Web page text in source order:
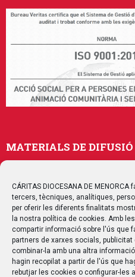
CÁRITAS DIOCESANA DE
tercers, tècniques, analítiques,
per oferir les diferents finalitats
la nostra política de cookies. Amb
compartir informació sobre l'ús que
partners de xarxes socials,
combinar-la amb una altra
hagin recopilat a partir de l'ús que
rebutjar les cookies o configurar-les
MATERIALS DE DIFUSIÓ
Publicacions
Multimedia
SEGUEIX-NOS